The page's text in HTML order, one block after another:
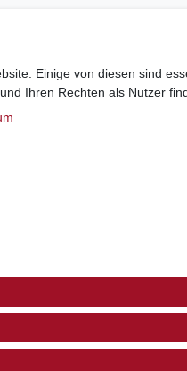
Einige von diesen sind
Ihren Rechten als Nutzer